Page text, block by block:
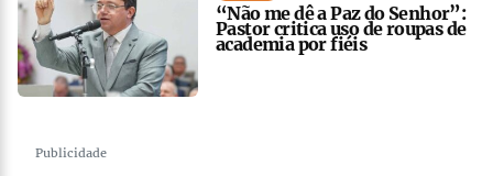
“Não me dê a Paz do Senhor”:
Pastor critica uso de roupas de
academia por fiéis
Publicidade